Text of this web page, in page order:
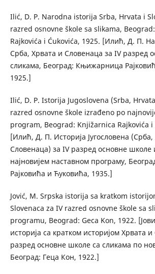
Ilić, D. P. Narodna istorija Srba, Hrvata i
razred osnovne škole sa slikama,
Rajkovića i Ćukovića, 1925. [Илић, Д. П.
Срба, Хрвата и Словенаца за IV разред
сликама, Београд: Књижарница
1925.]
Ilić, D. P. Istorija Jugoslovena (Srba,
razred osnovne škole izrađeno po
program, Beograd: Knjižarnica Rajkovića i
[Илић, Д. П. Историја Југословена (Срба,
Словенаца) за IV разред основне школе
најновијем наставном програму,
Рајковића и Ћуковића, 1935.]
Jović, M. Srpska istorija sa kratkom
Slovenaca za IV razred osnovne škole sa
programu, Beograd: Geca Kon, 1922.
историја са кратком историјом Хрвата
разред основне школе са сликама по
Београд: Геца Кон, 1922.]